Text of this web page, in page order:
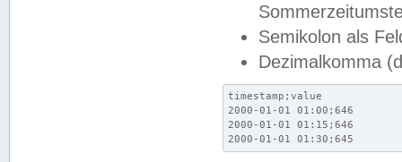
Semikolon als
Dezimalkomma
timestamp;value
2000-01-01 01:00;646
2000-01-01 01:15;646
2000-01-01 01:30;645